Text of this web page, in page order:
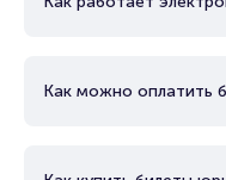
Как можно оплатить